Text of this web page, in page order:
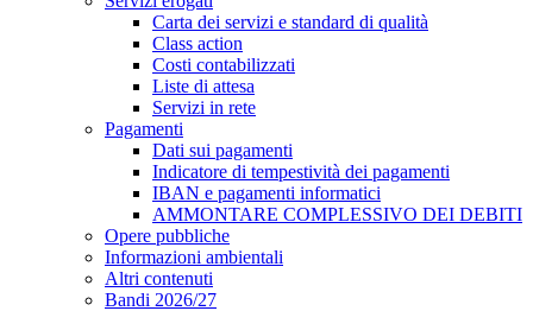
Carta dei servizi e standard di qualità
Class action
Costi contabilizzati
Liste di attesa
Servizi in rete
Pagamenti
Dati sui pagamenti
Indicatore di tempestività dei pagamenti
IBAN e pagamenti informatici
AMMONTARE COMPLESSIVO DEI DEBITI
Opere pubbliche
Informazioni ambientali
Altri contenuti
Bandi 2026/27